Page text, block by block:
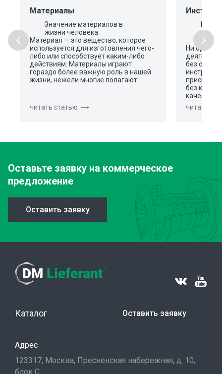
Материалы
Значение материалов в
жизни человека
Материал — это вещество, которое
используется для изготовления чего-
либо или способствует каким-либо
действиям. Материалы играют
гораздо более важную роль в нашей
жизни, нежели многие полагают.
читать статью
Ни один
без
без
качестве
читать
Оставьте заявку на коммерческое
предложение
Оставить заявку
Каталог Оставить заявку
Адрес
123317, Москва, Пресненская набережная, д. 10,
блок С